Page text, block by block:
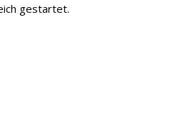
gestartet.